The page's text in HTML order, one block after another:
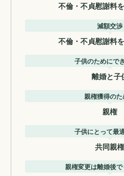
不倫・不貞慰謝料
減額交渉
不倫・不貞慰謝料
子供のためにで
離婚と子
親権獲得の
親権
子供にとって最
共同親権
親権変更は離婚後